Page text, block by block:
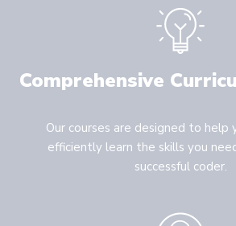
Comprehensive
Our courses are designed to help
efficiently learn the skills you
successful coder.